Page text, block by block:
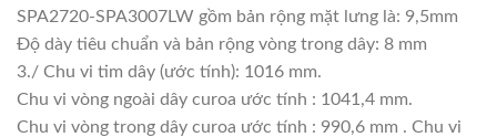
SPA2720-SPA3007LW gồm bản rộng mặt lưng là: 9,5mm
Độ dày tiêu chuẩn và bản rộng vòng trong dây: 8 mm
3./ Chu vi tim dây (ước tính): 1016 mm.
Chu vi vòng ngoài dây curoa ước tính : 1041,4 mm.
Chu vi vòng trong dây curoa ước tính : 990,6 mm . Chu vi